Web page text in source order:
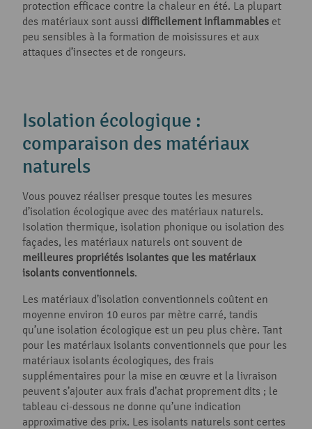
protection efficace contre la chaleur en été. La plupart
des matériaux sont aussi difficilement inflammables et
peu sensibles à la formation de moisissures et aux
attaques d’insectes et de rongeurs.
Isolation écologique :
comparaison des matériaux
naturels
Vous pouvez réaliser presque toutes les mesures
d’isolation écologique avec des matériaux naturels.
Isolation thermique, isolation phonique ou isolation des
façades, les matériaux naturels ont souvent de
meilleures propriétés isolantes que les matériaux
isolants conventionnels.
Les matériaux d’isolation conventionnels coûtent en
moyenne environ 10 euros par mètre carré, tandis
qu’une isolation écologique est un peu plus chère. Tant
pour les matériaux isolants conventionnels que pour les
matériaux isolants écologiques, des frais
supplémentaires pour la mise en œuvre et la livraison
peuvent s’ajouter aux frais d’achat proprement dits ; le
tableau ci-dessous ne donne qu’une indication
approximative des prix. Les isolants naturels sont certes